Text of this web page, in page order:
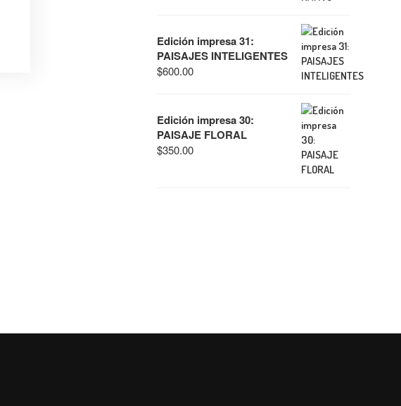
Edición impresa 31:
PAISAJES INTELIGENTES
$600.00
Edición impresa 30:
PAISAJE FLORAL
$350.00